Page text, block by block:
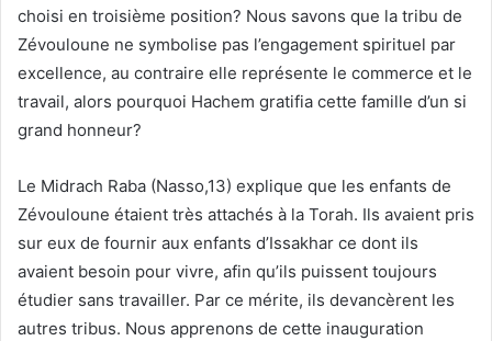
choisi en troisième position? Nous savons que la tribu de
Zévouloune ne symbolise pas l’engagement spirituel par
excellence, au contraire elle représente le commerce et le
travail, alors pourquoi Hachem gratifia cette famille d’un si
grand honneur?
Le Midrach Raba (Nasso,13) explique que les enfants de
Zévouloune étaient très attachés à la Torah. Ils avaient pris
sur eux de fournir aux enfants d’Issakhar ce dont ils
avaient besoin pour vivre, afin qu’ils puissent toujours
étudier sans travailler. Par ce mérite, ils devancèrent les
autres tribus. Nous apprenons de cette inauguration